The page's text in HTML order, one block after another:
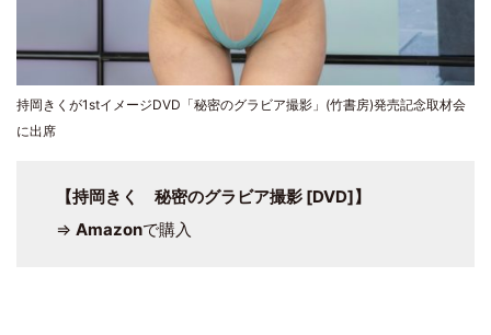
持岡きくが1stイメージDVD「秘密のグラビア撮影」(竹書房)発売記念取材会
に出席
【持岡きく 秘密のグラビア撮影 [DVD]】
⇒ Amazonで購入